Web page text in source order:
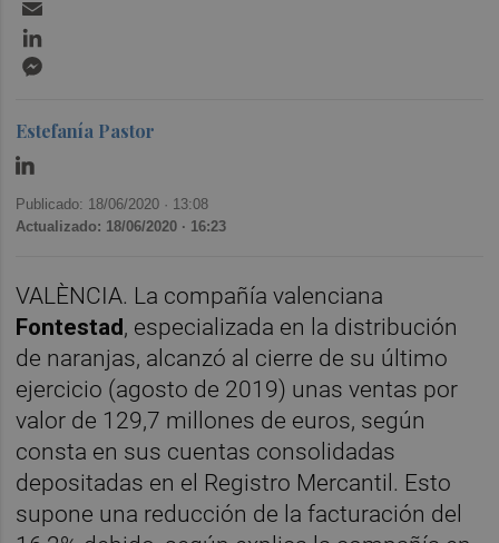
Estefanía Pastor
Publicado: 18/06/2020 · 13:08
Actualizado: 18/06/2020 · 16:23
VALÈNCIA. La compañía valenciana
Fontestad, especializada en la distribución
de naranjas, alcanzó al cierre de su último
ejercicio (agosto de 2019) unas ventas por
valor de 129,7 millones de euros, según
consta en sus cuentas consolidadas
depositadas en el Registro Mercantil. Esto
supone una reducción de la facturación del